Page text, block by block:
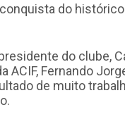
do
do clube,
Fernando
de muito